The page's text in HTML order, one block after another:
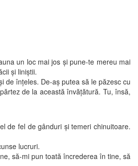
un loc mai jos şi pune-te mereu mai
şi liniştii.
înţeles. De-aş putea să le păzesc cu
de la această învăţătură. Tu, însă,
de fel de gânduri şi temeri chinuitoare.
lucruri.
să-mi pun toată încrederea în tine, să